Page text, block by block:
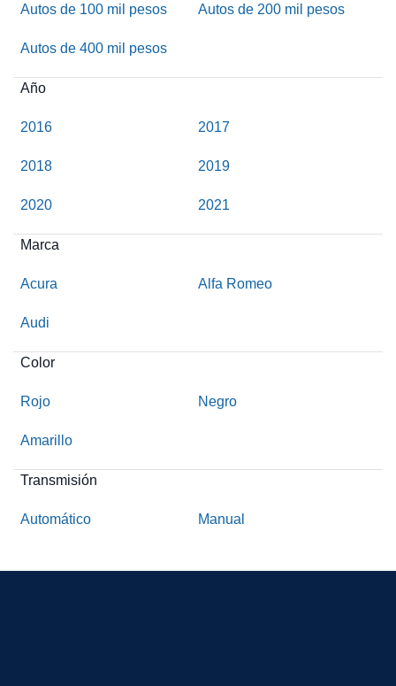
Autos de 100 mil pesos Autos de 200 mil pesos
Autos de 400 mil pesos
Año
2016 2017
2018 2019
2020 2021
Marca
Acura Alfa Romeo
Audi
Color
Rojo Negro
Amarillo
Transmisión
Automático Manual